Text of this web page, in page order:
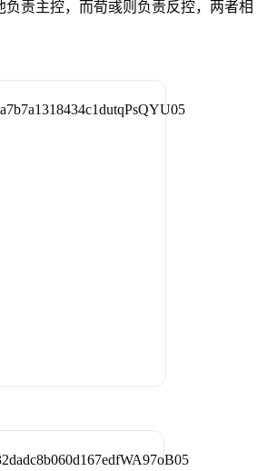
责主控，而荀彧则负责反控，两者相